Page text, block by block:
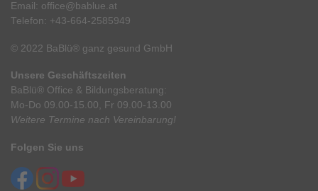
Email: office@bablue.at
Telefon: +43-664-2585949
© 2022 BaBlü® ganz gesund GmbH
Unsere Geschäftszeiten
BaBlü® Office & Bildungsberatung:
Mo-Do 09.00-15.00, Fr 09.00-13.00
Weitere Termine nach Vereinbarung!
Folgen Sie uns